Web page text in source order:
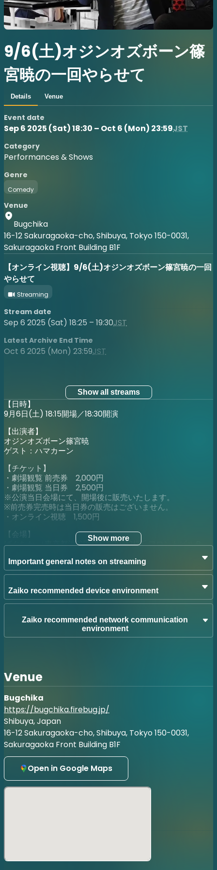
9/6(土)オジンオズボーン篠
宮暁の一回やらせて
Details Venue
Event date
Sep 6 2025 (Sat) 18:30 – Oct 6 (Mon) 23:59JST
Category
Performances & Shows
Genre
Comedy
Venue
Bugchika
16-12 Sakuragaoka-cho, Shibuya, Tokyo 150-0031,
Sakuragaoka Front Building B1F
【オンライン視聴】9/6(土)オジンオズボーン篠宮暁の一回
やらせて
Streaming
Stream date
Sep 6 2025 (Sat) 18:25 – 19:30JST
Latest Archive End Time
Oct 6 2025 (Mon) 23:59JST
Show all streams
【日時】
9月6日(土) 18:15開場／18:30開演
【出演者】
オジンオズボーン篠宮暁
ゲスト：ハマカーン
【チケット】
・劇場観覧 前売券 2,000円
・劇場観覧 当日券 2,500円
※公演当日会場にて、開場後に販売いたします。
※前売券完売時は当日券の販売はございません。
・オンライン視聴 1,500円
【会場】
ばぐちか （東京都渋谷区桜丘町16-12桜丘フロントビルＢ
【ご注意】
・やむを得ない事情により、出演者・内容等が変更となる場
合がございます。予めご了承ください。
・お客様都合によるお申込み後のキャンセルおよび返金はお
・劇場観覧について ・ご入場時に「QRコード」をご準備く
・公演当日は開場時間より整理番号順にご入場、全席自由席
※到着が遅くなられた場合、グループのお客様はお席が離れ
る場合がございます。
・許可のない写真撮影、録画、録音等の行為は禁止とさせて
いただきます。
・会場内での飲食は禁止とさせていただきます。
・未就学児童のご入場をご遠慮いただいております。
・オンライン配信について ・視聴用リンクはご購入者様の
みのご利用をお願いいたします。
・お客様ご自身のスマートフォン、タブレット端末、パソコ
ンなどでご視聴ください。
・お客様の電波状況やご視聴環境により接続できなかった場
合の払い戻し等はございませんので、予め通信環境のご確認
をお願いいたします。
Show more
Important general notes on streaming
Zaiko recommended device environment
Zaiko recommended network communication
environment
Venue
Bugchika
https://bugchika.firebug.jp/
Shibuya, Japan
16-12 Sakuragaoka-cho, Shibuya, Tokyo 150-0031,
Sakuragaoka Front Building B1F
Open in Google Maps